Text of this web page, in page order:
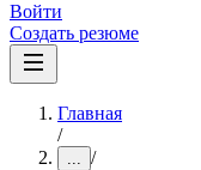
Войти
Создать резюме
Главная
/
... /